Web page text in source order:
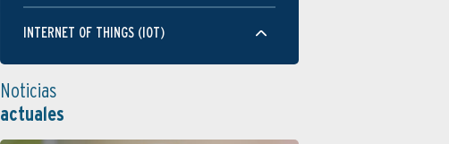
INTERNET OF THINGS (IOT)
Noticias
actuales